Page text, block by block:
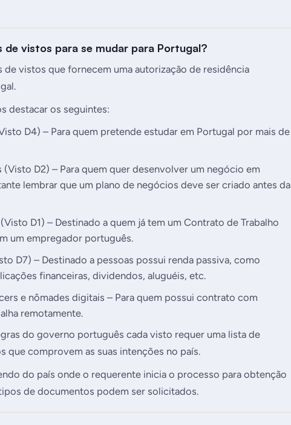
de vistos para se mudar para Portugal?
vistos que fornecem uma autorização de residência
destacar os seguintes:
D4) – Para quem pretende estudar em Portugal por mais de
D2) – Para quem quer desenvolver um negócio em
lembrar que um plano de negócios deve ser criado antes da
D1) – Destinado a quem já tem um Contrato de Trabalho
um empregador português.
D7) – Destinado a pessoas possui renda passiva, como
financeiras, dividendos, aluguéis, etc.
e nômades digitais – Para quem possui contrato com
remotamente.
do governo português cada visto requer uma lista de
que comprovem as suas intenções no país.
do país onde o requerente inicia o processo para obtenção
de documentos podem ser solicitados.